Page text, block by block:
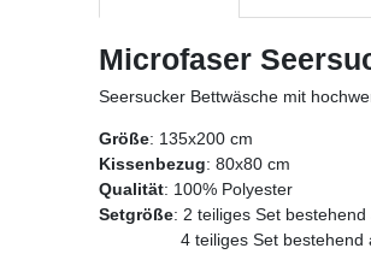
Microfaser
Seersucker Bettwäsche mit
Größe: 135x200 cm
Kissenbezug: 80x80 cm
Qualität: 100% Polyester
Setgröße: 2 teiliges Set
4 teiliges Set bestehend aus